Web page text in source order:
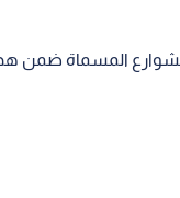
ضمن هذه المرحلة 1500 شارع غير